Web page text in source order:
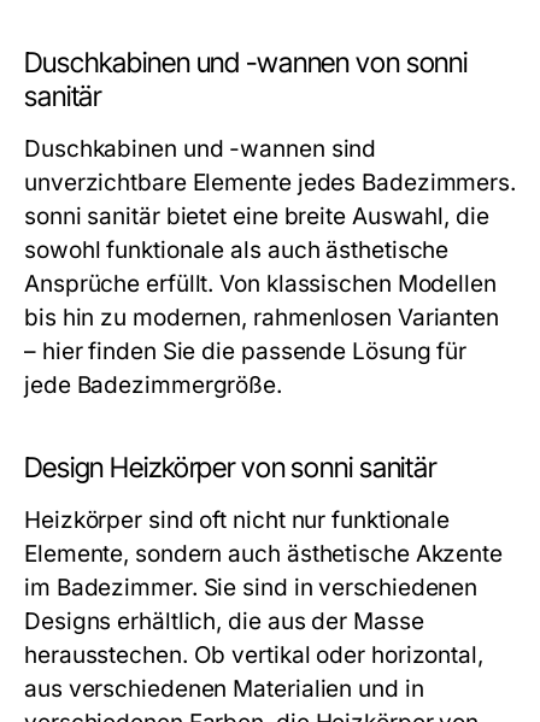
Duschkabinen und -wannen von sonni
sanitär
Duschkabinen und -wannen sind
unverzichtbare Elemente jedes Badezimmers.
sonni sanitär bietet eine breite Auswahl, die
sowohl funktionale als auch ästhetische
Ansprüche erfüllt. Von klassischen Modellen
bis hin zu modernen, rahmenlosen Varianten
– hier finden Sie die passende Lösung für
jede Badezimmergröße.
Design Heizkörper von sonni sanitär
Heizkörper sind oft nicht nur funktionale
Elemente, sondern auch ästhetische Akzente
im Badezimmer. Sie sind in verschiedenen
Designs erhältlich, die aus der Masse
herausstechen. Ob vertikal oder horizontal,
aus verschiedenen Materialien und in